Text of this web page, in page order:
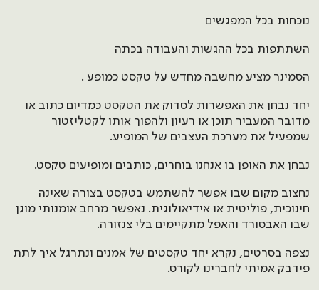
נוכחות בכל המפגשים
השתתפות בכל ההגשות והעבודה בכתה
הסמינר מציע מחשבה מחדש על טקסט כמופע .
יחד נבחן את האפשרות לסדוק את הטקסט כמדיום כתוב או
מדובר המעביר תוכן או רעיון ולהפוך אותו לקטליזטור
שמפעיל את מערכת העצבים של המופיע.
נבחן את האופן בו אנחנו בוחרים, כותבים ומופיעים טקסט.
נחצוב מקום שבו אפשר להשתמש בטקסט בצורה שאינה
חינוכית, פוליטית או אידיאולוגית. נאפשר מרחב אומנותי מוגן
שבו האבסורד והאפל מתקיימים בלי צנזורה.
נצפה בסרטים, נקרא יחד טקסטים של אמנים ונתרגל איך לתת
פידבק אמיתי לחברינו לקורס.